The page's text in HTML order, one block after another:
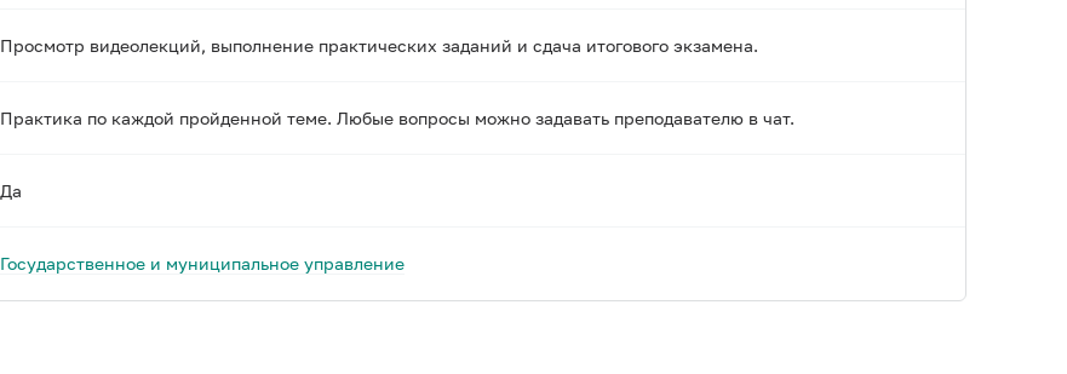
Просмотр видеолекций, выполнение практических заданий и сдача итогового экзамена.
Практика по каждой пройденной теме. Любые вопросы можно задавать преподавателю в чат.
Да
Государственное и муниципальное управление